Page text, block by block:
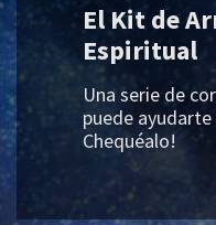
El Kit de
Espiritual
Una serie de
puede
Chequéalo!